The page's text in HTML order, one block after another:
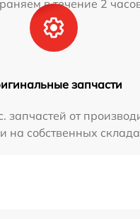
в течение 2
запчасти
запчастей от
на собственных